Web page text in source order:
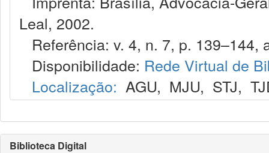
Leal, 2002.
Referência: v. 4, n. 7, p. 139–144,
Disponibilidade: Rede Virtual de
Localização: AGU, MJU, STJ,
Biblioteca Digital